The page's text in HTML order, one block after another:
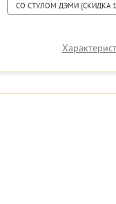
СО СТУЛОМ ДЭМИ (СКИДКА